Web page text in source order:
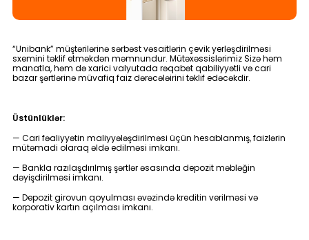
Əlaqə və təkliflər
“Unibank” müştərilərinə sərbəst vəsaitlərin çevik yerləşdirilməsi
sxemini təklif etməkdən məmnundur. Mütəxəssislərimiz Sizə həm
manatla, həm də xarici valyutada rəqabət qabiliyyətli və cari
bazar şərtlərinə müvafiq faiz dərəcələirini təklif edəcəkdir.
Üstünlüklər:
— Cari fəaliyyətin maliyyələşdirilməsi üçün hesablanmış, faizlərin
mütəmadi olaraq əldə edilməsi imkanı.
— Bankla razılaşdırılmış şərtlər əsasında depozit məbləğin
dəyişdirilməsi imkanı.
— Depozit girovun qoyulması əvəzində kreditin verilməsi və
korporativ kartın açılması imkanı.